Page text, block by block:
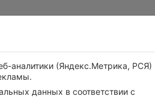
аналитики (Яндекс.Метрика, РСЯ)
данных в соответствии с